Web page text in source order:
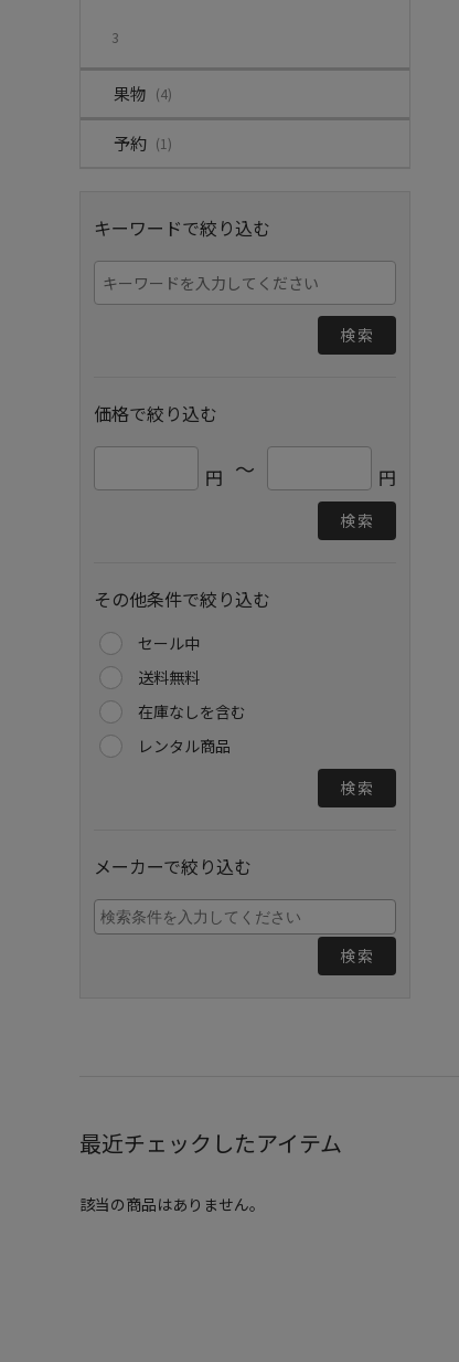
3
果物 (4)
予約 (1)
キーワードで絞り込む
検索
価格で絞り込む
円 ～ 円
検索
その他条件で絞り込む
セール中
送料無料
在庫なしを含む
レンタル商品
検索
メーカーで絞り込む
検索
最近チェックしたアイテム
該当の商品はありません。